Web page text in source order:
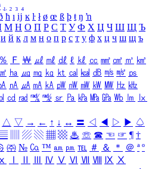
₁ ₂ ₃ ₄
ħ ı ĳ ĸ ŀ ł ø œ ß þ ŧ ŋ ŉ
М Н О П Р С Т У Ф Х Ц Ч Ш Щ Ъ
и й к л м н о п р с т у ф х ц ч ш щ ъ
％ Ｆ ￦ ㎕ ㎖ ㎗ ℓ ㎘ ㏄ ㎣ ㎤ ㎥ ㎦
㏊ ㎍ ㎎ ㎏ ㏏ ㎈ ㎉ ㏈ ㎧ ㎨ ㎰
㎁ ㎂ ㎃ ㎄ ㎺ ㎻ ㎽ ㎾ ㎿ ㎐ ㎑
㏅ ㎭ ㎮ ㎯ ㏛ ㎩ ㎪ ㎫ ㎬ ㏝ ㏐
㏓
△ ▽ → ← ↑ ↓ ↔ 〓 ◁ ◀ ▷ ▶ ♤
▨ ▧ ▦ ▩ ♨ ☏ ☎ ☜ ☞ ¶ †
㈜ № ㏇ ™ ㏂ ㏘ ℡ ＃ ＆ ＊ ＠ ª º
ⅹ Ⅳ Ⅴ Ⅵ Ⅶ Ⅷ Ⅸ Ⅹ